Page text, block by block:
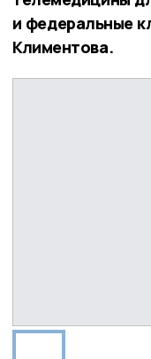
и федеральные
Климентова.